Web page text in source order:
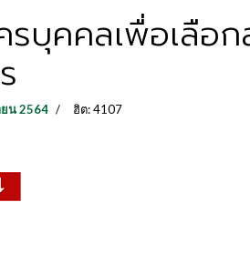
บุคคลเพื่อเลือ
น 2564 ฮิต: 4107